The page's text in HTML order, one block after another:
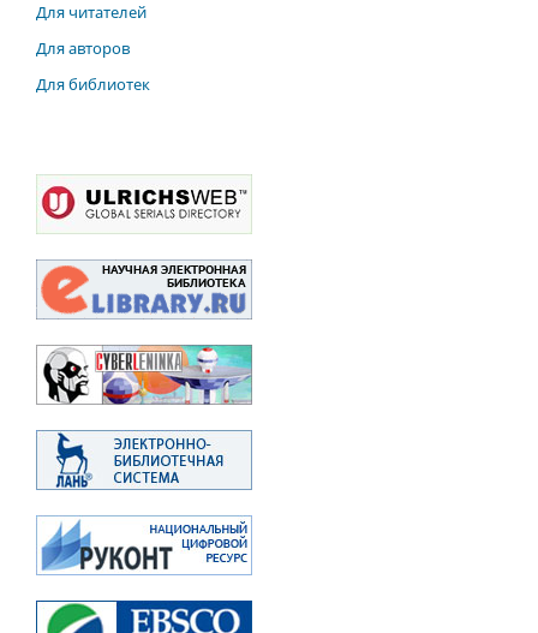
Для читателей
Для авторов
Для библиотек